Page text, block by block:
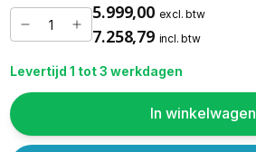
5.999,00 excl. btw
7.258,79 incl. btw
Levertijd 1 tot 3 werkdagen
In winkelwagen